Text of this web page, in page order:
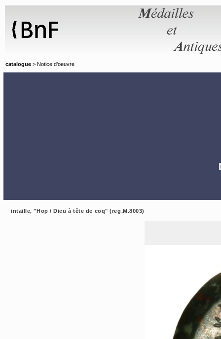
catalogue > Notice d'oeuvre
intaille, "Hop / Dieu à tête de coq" (reg.M.8003)